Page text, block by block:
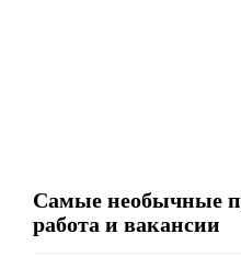
Самые необычные
работа и вакансии